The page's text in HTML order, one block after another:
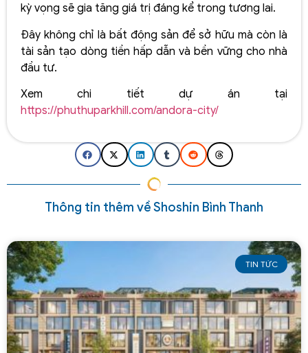
kỳ vọng sẽ gia tăng giá trị đáng kể trong tương lai.
Đây không chỉ là bất động sản để sở hữu mà còn là
tài sản tạo dòng tiền hấp dẫn và bền vững cho nhà
đầu tư.
Xem chi tiết dự án tại
https://phuthuparkhill.com/andora-city/
Thông tin thêm về Shoshin Bình Thanh
TIN TỨC